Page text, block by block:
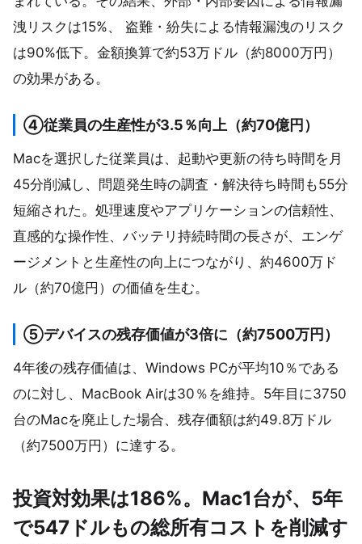
洩リスクは15%、 盗難・紛失による情報漏洩のリスク
は90%低下。金額換算で約53万ドル（約8000万円）
の効果がある。
④従業員の生産性が3.5％向上（約70億円）
Macを選択した従業員は、起動や更新の待ち時間を月
45分削減し、問題発生時の調査・解決待ち時間も55分
短縮された。処理速度やアプリケーションの信頼性、
直感的な操作性、バッテリ持続時間の長さが、エンゲ
ージメントと生産性の向上につながり、約4600万ド
ル（約70億円）の価値を生む。
⑤デバイスの残存価値が3倍に（約7500万円）
4年後の残存価値は、Windows PCが平均10％である
のに対し、MacBook Airは30％を維持。5年目に3750
台のMacを廃止した場合、残存価額は約49.8万ドル
（約7500万円）に達する。
投資対効果は186%。Mac1台が、5年
で547ドルもの総所有コストを削減す